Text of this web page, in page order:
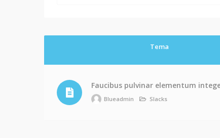
Tema
Faucibus pulvinar elementum
Blueadmin Slacks